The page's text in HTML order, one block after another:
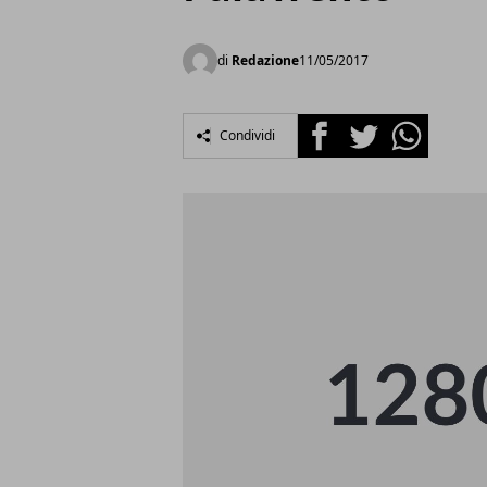
di Redazione11/05/2017
Condividi FacebookTwitterWhatsapp